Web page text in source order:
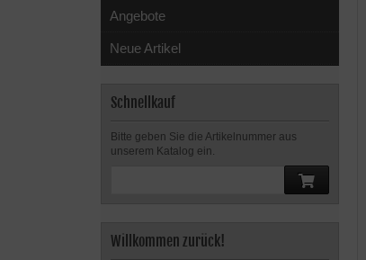
Angebote
Neue Artikel
Schnellkauf
Bitte geben Sie die Artikelnummer aus
unserem Katalog ein.
Willkommen zurück!